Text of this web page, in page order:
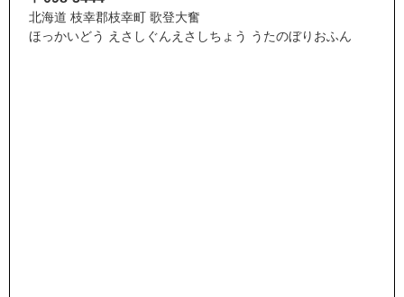
北海道 枝幸郡枝幸町 歌登大奮
ほっかいどう えさしぐんえさしちょう うたのぼりおふん